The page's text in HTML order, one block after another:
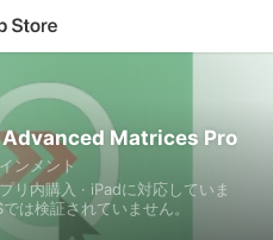
Advanced Matrices Pro
ンメント
リ内購入 · iPadに対応していま
は検証されていません。